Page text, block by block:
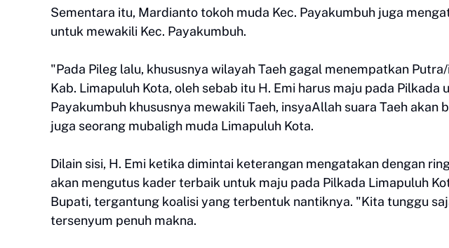
Sementara itu, Mardianto tokoh muda Kec. Payakumbuh juga
untuk mewakili Kec. Payakumbuh.
"Pada Pileg lalu, khususnya wilayah Taeh gagal menempatkan
Kab. Limapuluh Kota, oleh sebab itu H. Emi harus maju pada Pilkada
Payakumbuh khususnya mewakili Taeh, insyaAllah suara Taeh
juga seorang mubaligh muda Limapuluh Kota.
Dilain sisi, H. Emi ketika dimintai keterangan mengatakan dengan
akan mengutus kader terbaik untuk maju pada Pilkada Limapuluh
Bupati, tergantung koalisi yang terbentuk nantiknya. "Kita tunggu
tersenyum penuh makna.